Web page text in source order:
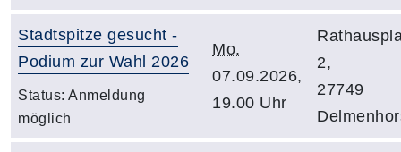
Stadtspitze gesucht -
Podium zur Wahl 2026
Status: Anmeldung
möglich
Mo.
07.09.2026,
19.00 Uhr
2,
27749